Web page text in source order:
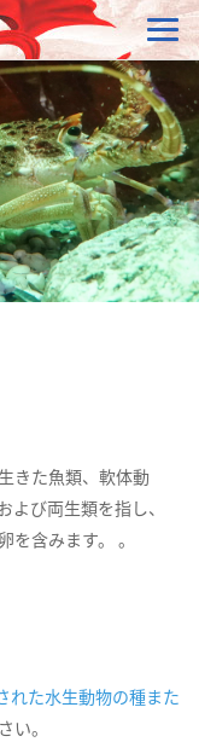
きた魚類、軟体動
よび両生類を指し、
を含みます。 。
れた水生動物の種また
い。